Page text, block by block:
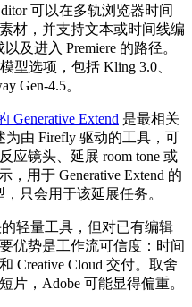
可以在多轨浏览器时间
材，并支持文本或时间线编
及进入 Premiere 的路径。
型选项，包括 Kling 3.0、
Gen-4.5。
Generative Extend 是最相关
为由 Firefly 驱动的工具，可
应镜头、延展 room tone 或
用于 Generative Extend 的
只会用于该延展任务。
轻量工具，但对已有编辑
优势是工作流可信度：时间
Creative Cloud 交付。取舍
片，Adobe 可能显得偏重。